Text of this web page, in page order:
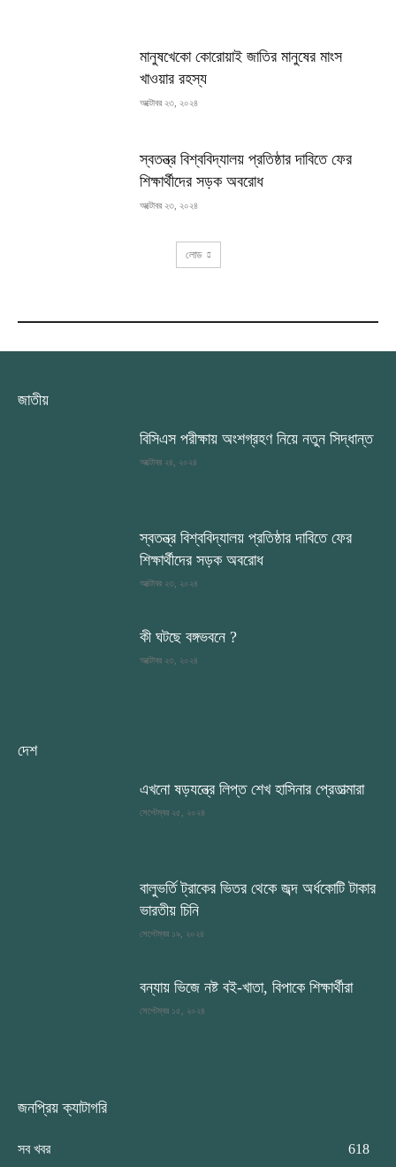
মানুষখেকো কোরোয়াই জাতির মানুষের মাংস
খাওয়ার রহস্য
অক্টোবর ২৩, ২০২৪
স্বতন্ত্র বিশ্ববিদ্যালয় প্রতিষ্ঠার দাবিতে ফের
শিক্ষার্থীদের সড়ক অবরোধ
অক্টোবর ২৩, ২০২৪
লোড
জাতীয়
বিসিএস পরীক্ষায় অংশগ্রহণ নিয়ে নতুন সিদ্ধান্ত
অক্টোবর ২৪, ২০২৪
স্বতন্ত্র বিশ্ববিদ্যালয় প্রতিষ্ঠার দাবিতে ফের
শিক্ষার্থীদের সড়ক অবরোধ
অক্টোবর ২৩, ২০২৪
কী ঘটছে বঙ্গভবনে ?
অক্টোবর ২৩, ২০২৪
দেশ
এখনো ষড়যন্ত্রে লিপ্ত শেখ হাসিনার প্রেতাত্মারা
সেপ্টেম্বর ২৫, ২০২৪
বালুভর্তি ট্রাকের ভিতর থেকে জব্দ অর্ধকোটি টাকার
ভারতীয় চিনি
সেপ্টেম্বর ১৯, ২০২৪
বন্যায় ভিজে নষ্ট বই-খাতা, বিপাকে শিক্ষার্থীরা
সেপ্টেম্বর ১৫, ২০২৪
জনপ্রিয় ক্যাটাগরি
সব খবর
618